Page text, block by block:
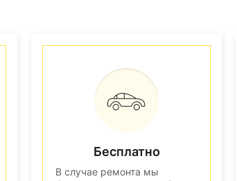
Бесплатно
В случае ремонта мы